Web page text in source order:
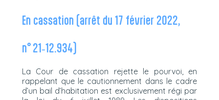
En cassation (arrêt du 17 février 2022,
n° 21‑12.934)
La Cour de cassation rejette le pourvoi, en
rappelant que le cautionnement dans le cadre
d’un bail d’habitation est exclusivement régi par